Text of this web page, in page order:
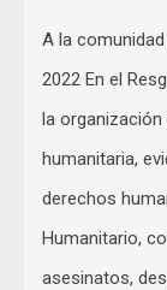
A la
2022 En el
la organización
humanitaria,
derechos
Humanitario,
asesinatos,